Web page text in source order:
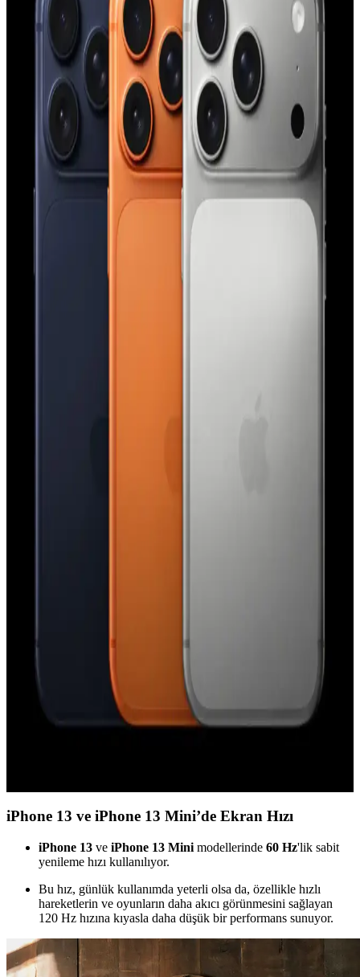
Apple iPhone 11 Pro Max için şık ve dayanıklı TPU
malzemeden koruyucu kılıf
Şeffaf ve renkli tasarımıyla dikkat çeken Case 4U Omega Kapak,
dayanıklı TPU malzemeden üretilmiş olup, telefonunuzu estetik ve
fonksiyonellik açısından üstün seviyede korur.
iPhone Saat Uygulamasında Tıklama ve Süpürme
Hareketlerinin Güç Modlarına Göre Değişimi
iPhone saat uygulamasında saat ibrelerinin hareketi, düşük güç
modu aktifken tıklama, normal modda süpürme şeklinde gerçekleşir.
Bu değişim ekran yenileme hızı ve pil tasarrufu ile ilişkilidir.
Apple'ın Experience Etkinliği: M5 İşlemcili
MacBook, iPhone 17E ve Yeni Kontrol Teknolojileri
Apple'ın Experience etkinliği, M5 işlemcili yeni MacBook
arayüzler gibi yenilikleri tanıtacak. Etkinlik, Apple teknolojilerinde
özelliği yalnızca AirTag 2 ile uyumludur. Orijinal AirTag, yeni U2
çipi ve kamera eksikliği nedeniyle desteklenmemektedir.
iPhone 17 Pro Kullanıcı Deneyimi ve Android'e Geri
Dönüş Nedenleri Üzerine Analiz
iPhone 13 ve iPhone 13 Mini’de Ekran Hızı
iPhone 13 ve iPhone 13 Mini modellerinde 60 Hz'lik sabit
yenileme hızı kullanılıyor.
Bu hız, günlük kullanımda yeterli olsa da, özellikle hızlı
hareketlerin ve oyunların daha akıcı görünmesini sağlayan
120 Hz hızına kıyasla daha düşük bir performans sunuyor.